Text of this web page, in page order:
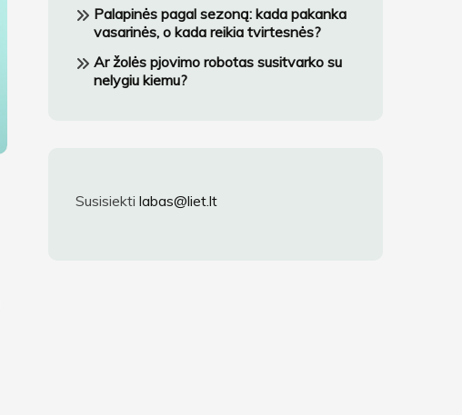
Palapinės pagal sezoną: kada pakanka
vasarinės, o kada reikia tvirtesnės?
Ar žolės pjovimo robotas susitvarko su
nelygiu kiemu?
Susisiekti labas@liet.lt